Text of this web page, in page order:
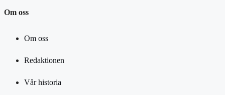
Om oss
Om oss
Redaktionen
Vår historia